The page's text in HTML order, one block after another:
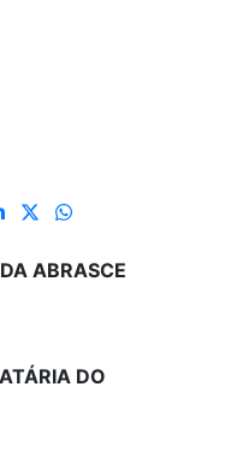
ABRASCE
DO